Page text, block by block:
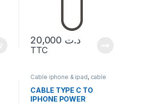
د.ت
TTC
Cable iphone & ipad, cable
CABLE TYPE C TO
IPHONE POWER